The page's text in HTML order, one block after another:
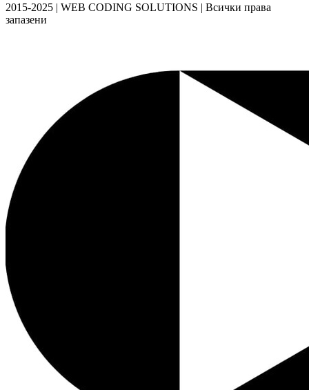
2015-2025 | WEB CODING SOLUTIONS | Всички права
запазени